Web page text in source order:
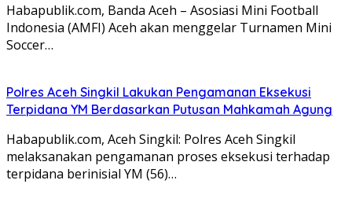
Habapublik.com, Banda Aceh – Asosiasi Mini Football
Indonesia (AMFI) Aceh akan menggelar Turnamen Mini
Soccer…
Polres Aceh Singkil Lakukan Pengamanan Eksekusi
Terpidana YM Berdasarkan Putusan Mahkamah Agung
Habapublik.com, Aceh Singkil: Polres Aceh Singkil
melaksanakan pengamanan proses eksekusi terhadap
terpidana berinisial YM (56)…